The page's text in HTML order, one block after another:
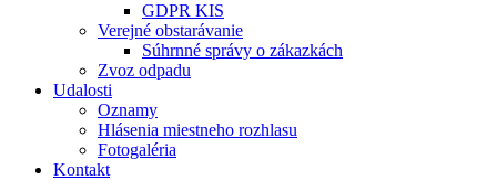
GDPR KIS
Verejné obstarávanie
Súhrnné správy o zákazkách
Zvoz odpadu
Udalosti
Oznamy
Hlásenia miestneho rozhlasu
Fotogaléria
Kontakt